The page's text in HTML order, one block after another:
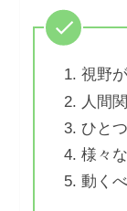
視野
人間
ひと
様々
動く